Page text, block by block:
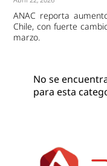
ANAC reporta
Chile, con fuerte
marzo.
No se
para esta